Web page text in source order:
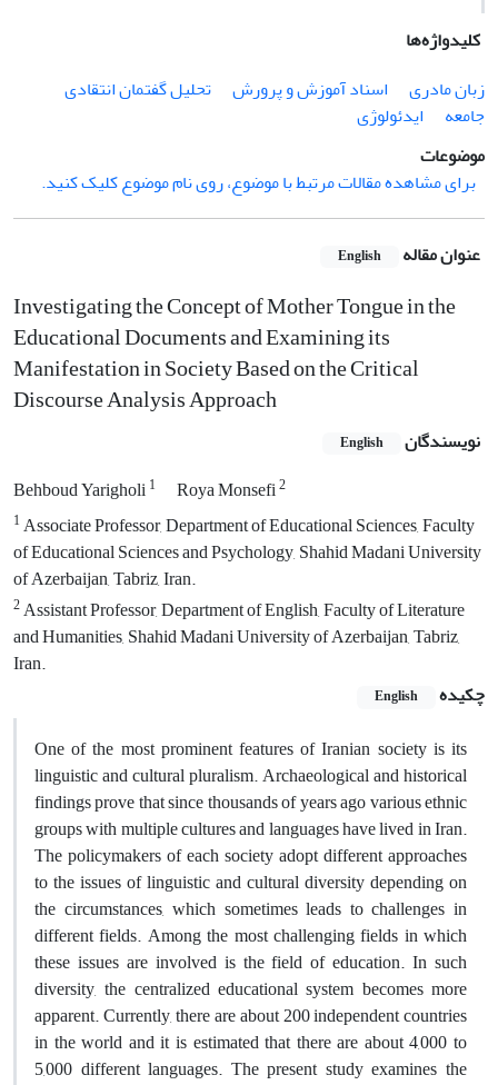
کلیدواژه‌ها
زبان مادری
اسناد آموزش و پرورش
تحلیل گفتمان انتقادی
جامعه
ایدئولوژی
موضوعات
برای مشاهده مقالات مرتبط با موضوع، روی نام موضوع کلیک کنید.
عنوان مقاله English
Investigating the Concept of Mother Tongue in the
Educational Documents and Examining its
Manifestation in Society Based on the Critical
Discourse Analysis Approach
نویسندگان English
Behboud Yarigholi1 Roya Monsefi2
1Associate Professor, Department of Educational Sciences, Faculty
of Educational Sciences and Psychology, Shahid Madani University
of Azerbaijan, Tabriz, Iran.
2Assistant Professor, Department of English, Faculty of Literature
and Humanities, Shahid Madani University of Azerbaijan, Tabriz,
Iran.
چکیده
English
One of the most prominent features of Iranian society is its
linguistic and cultural pluralism. Archaeological and historical
findings prove that since thousands of years ago various ethnic
groups with multiple cultures and languages have lived in Iran.
The policymakers of each society adopt different approaches
to the issues of linguistic and cultural diversity depending on
the circumstances, which sometimes leads to challenges in
different fields. Among the most challenging fields in which
these issues are involved is the field of education. In such
diversity, the centralized educational system becomes more
apparent. Currently, there are about 200 independent countries
in the world and it is estimated that there are about 4,000 to
5,000 different languages. The present study examines the